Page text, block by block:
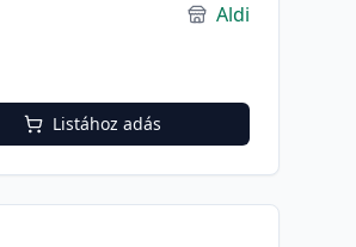
Aldi
Listához adás